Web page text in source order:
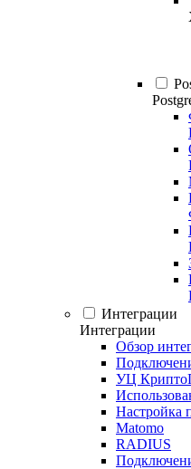
Интеграции
Интеграции
Обзор
УЦ
Настройка
Matomo
RADIUS